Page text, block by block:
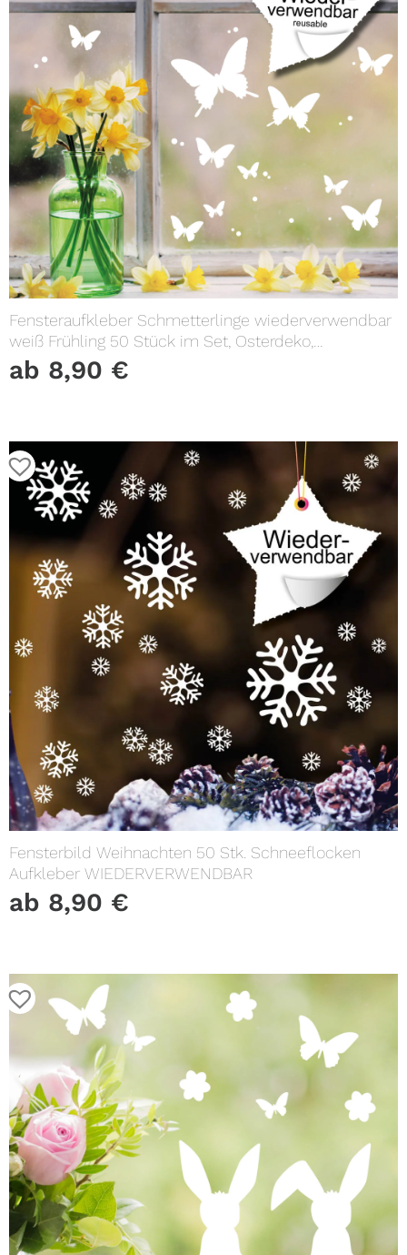
Fensteraufkleber Schmetterlinge wiederverwendbar
weiß Frühling 50 Stück im Set, Osterdeko,
Frühlingsdeko
ab 8,90 €
Fensterbild Weihnachten 50 Stk. Schneeflocken
Aufkleber WIEDERVERWENDBAR
ab 8,90 €